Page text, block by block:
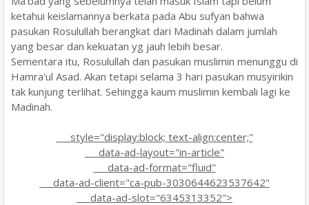
ketahui keislamannya berkata pada Abu sufyan bahwa
pasukan Rosulullah berangkat dari Madinah dalam jumlah
yang besar dan kekuatan yg jauh lebih besar.
Sementara itu, Rosulullah dan pasukan muslimin menunggu di
Hamra'ul Asad. Akan tetapi selama 3 hari pasukan musyirikin
tak kunjung terlihat. Sehingga kaum muslimin kembali lagi ke
Madinah.
style="display:block; text-align:center;"
data-ad-layout="in-article"
data-ad-format="fluid"
data-ad-client="ca-pub-3030644623537642"
data-ad-slot="6345313352">